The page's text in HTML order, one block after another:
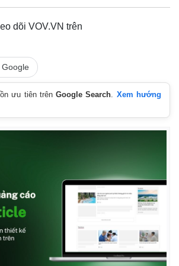
E-Magazine
Infographic
dõi VOV.VN trên
ưu tiên trênGoogle Search. Xem hướng